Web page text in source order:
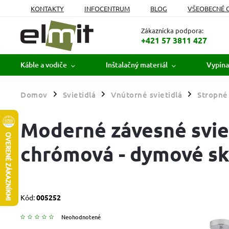
KONTAKTY INFOCENTRUM BLOG
VŠEOBECNÉ
MOJA OBJEDNÁVKA
Zákaznícka podpora:
+421 57 3811 427
Káble a vodiče Inštalačný materiál
Domov / Svietidlá / Vnútorné svietidlá /
Moderné závesné
chrómová - dymové
Kód:005252
Neohodnotené